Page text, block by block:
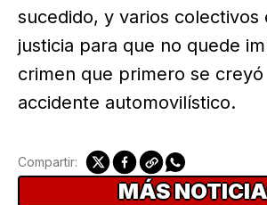
sucedido, y varios colectivos
justicia para que no quede
crimen que primero se
accidente automovilístico.
Compartir:
MÁS